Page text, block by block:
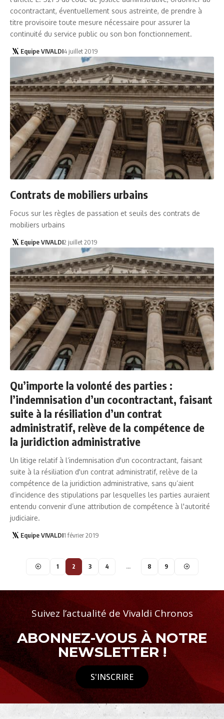
cocontractant, éventuellement sous astreinte, de prendre à
titre provisoire toute mesure nécessaire pour assurer la
continuité du service public ou son bon fonctionnement.
Equipe VIVALDI4 juillet 2019
Contrats de mobiliers urbains
Focus sur les règles de passation et seuils des contrats de
mobiliers urbains
Equipe VIVALDI2 juillet 2019
Qu’importe la volonté des parties :
l’indemnisation d’un cocontractant, faisant
suite à la résiliation d’un contrat
administratif, relève de la compétence de
la juridiction administrative
Un litige relatif à l’indemnisation d'un cocontractant, faisant
suite à la résiliation d'un contrat administratif, relève de la
compétence de la juridiction administrative, sans qu’aient
d’incidence des stipulations par lesquelles les parties auraient
entendu convenir d’une attribution de compétence à l'autorité
judiciaire.
Equipe VIVALDI1 février 2019
1 2 3 4 … 8 9
Suivez l’actualité de Vivaldi Chronos
ABONNEZ-VOUS À NOTRE
NEWSLETTER !
S'INSCRIRE